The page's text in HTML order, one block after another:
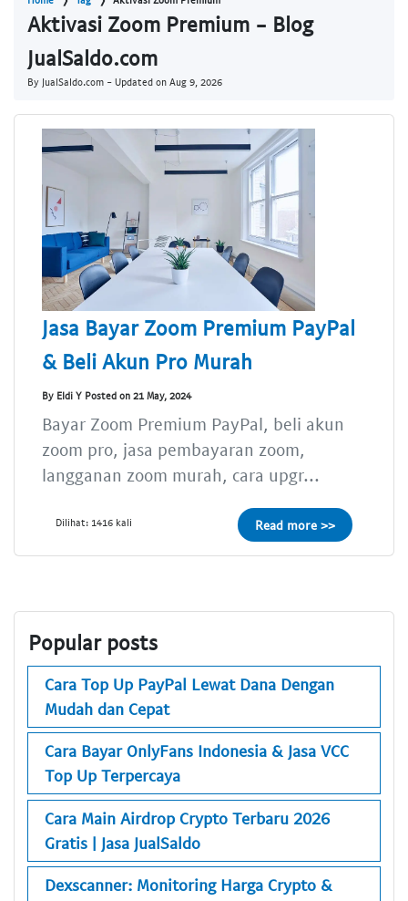
Aktivasi Zoom Premium - Blog
JualSaldo.com
By JualSaldo.com - Updated on Aug 9, 2026
Jasa Bayar Zoom Premium PayPal
& Beli Akun Pro Murah
By Eldi Y Posted on 21 May, 2024
Bayar Zoom Premium PayPal, beli akun
zoom pro, jasa pembayaran zoom,
langganan zoom murah, cara upgr...
Dilihat: 1416 kali Read more >>
Popular posts
Cara Top Up PayPal Lewat Dana Dengan
Mudah dan Cepat
Cara Bayar OnlyFans Indonesia & Jasa VCC
Top Up Terpercaya
Cara Main Airdrop Crypto Terbaru 2026
Gratis | Jasa JualSaldo
Dexscanner: Monitoring Harga Crypto &